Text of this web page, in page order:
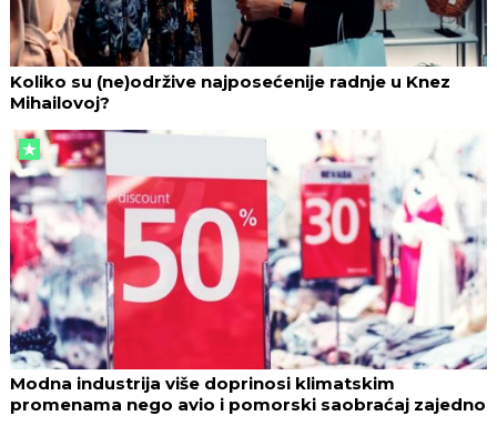
Koliko su (ne)održive najposećenije radnje u Knez
Mihailovoj?
Modna industrija više doprinosi klimatskim
promenama nego avio i pomorski saobraćaj zajedno